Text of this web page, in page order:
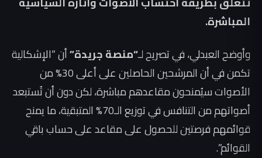
المباشرة.
وأوضح العبدلي، في تصريح لـ“منصة جريدة”أن “الإشكالية
تكمن في أن المرشحين الحاصلين على أعلى 30% من
الأصوات سيُمنحون مقاعدهم مباشرة، لكن دون أن تُستبعد
أصواتهم من التنافس في توزيع الـ70% المتبقية، ما يمنح
قوائمهم فرصتين للحصول على مقاعد على حساب باقي
القوائم”.